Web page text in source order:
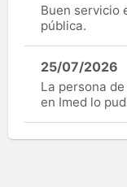
Buen servicio
pública.
25/07/2026
La persona
en Imed lo